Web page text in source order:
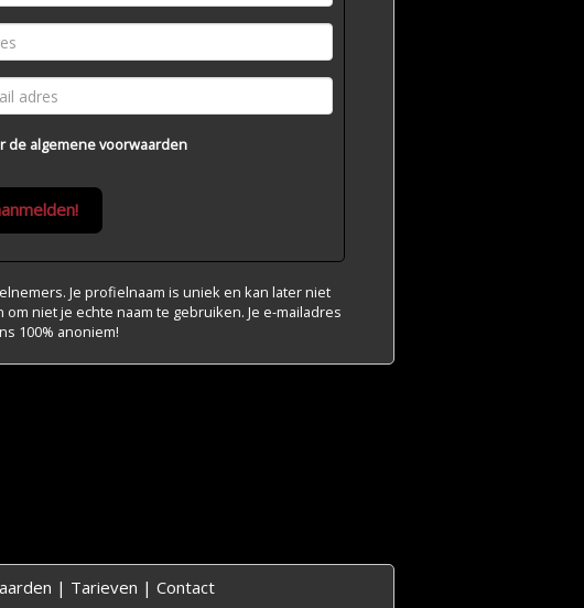
de algemene voorwaarden
Je profielnaam is uniek en kan later niet
niet je echte naam te gebruiken. Je e-mailadres
100% anoniem!
| Tarieven | Contact